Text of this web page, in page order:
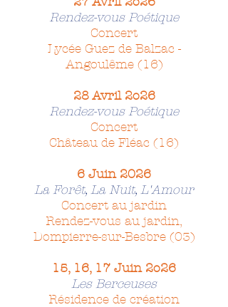
Rendez-vous Poétique
Concert
Lycée Guez de Balzac -
Angoulême (16)
28 Avril 2o26
Rendez-vous Poétique
Concert
Château de Fléac (16)
6 Juin 2026
La Forêt, La Nuit, L'Amour
Concert au jardin
Rendez-vous au jardin,
Dompierre-sur-Besbre (03)
15, 16, 17 Juin 2o26
Les Berceuses
Résidence de création